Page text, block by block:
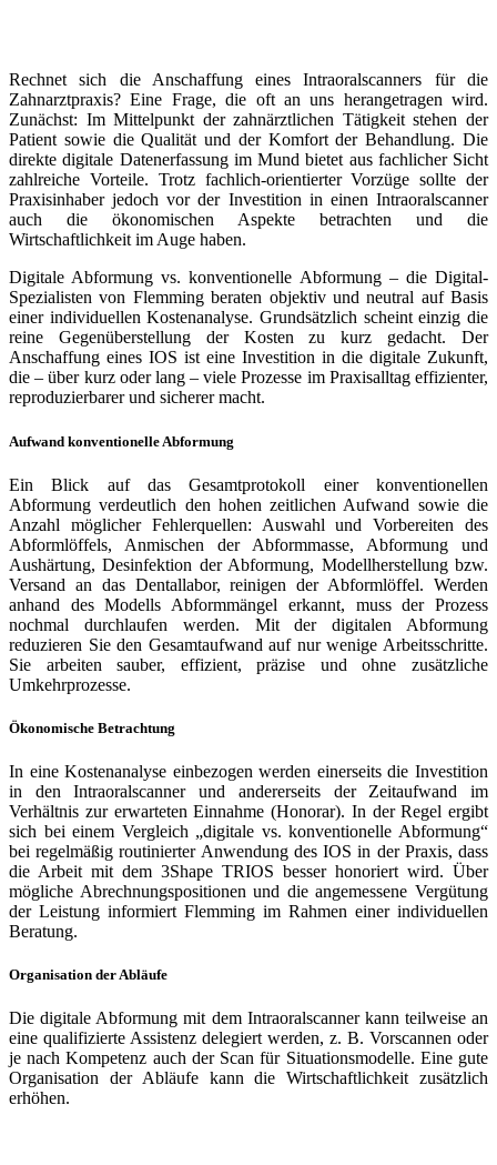
Rechnet sich die Anschaffung eines Intraoralscanners für die
Zahnarztpraxis? Eine Frage, die oft an uns herangetragen wird.
Zunächst: Im Mittelpunkt der zahnärztlichen Tätigkeit stehen der
Patient sowie die Qualität und der Komfort der Behandlung. Die
direkte digitale Datenerfassung im Mund bietet aus fachlicher Sicht
zahlreiche Vorteile. Trotz fachlich-orientierter Vorzüge sollte der
Praxisinhaber jedoch vor der Investition in einen Intraoralscanner
auch die ökonomischen Aspekte betrachten und die
Wirtschaftlichkeit im Auge haben.
Digitale Abformung vs. konventionelle Abformung – die Digital-
Spezialisten von Flemming beraten objektiv und neutral auf Basis
einer individuellen Kostenanalyse. Grundsätzlich scheint einzig die
reine Gegenüberstellung der Kosten zu kurz gedacht. Der
Anschaffung eines IOS ist eine Investition in die digitale Zukunft,
die – über kurz oder lang – viele Prozesse im Praxisalltag effizienter,
reproduzierbarer und sicherer macht.
Aufwand konventionelle Abformung
Ein Blick auf das Gesamtprotokoll einer konventionellen
Abformung verdeutlich den hohen zeitlichen Aufwand sowie die
Anzahl möglicher Fehlerquellen: Auswahl und Vorbereiten des
Abformlöffels, Anmischen der Abformmasse, Abformung und
Aushärtung, Desinfektion der Abformung, Modellherstellung bzw.
Versand an das Dentallabor, reinigen der Abformlöffel. Werden
anhand des Modells Abformmängel erkannt, muss der Prozess
nochmal durchlaufen werden. Mit der digitalen Abformung
reduzieren Sie den Gesamtaufwand auf nur wenige Arbeitsschritte.
Sie arbeiten sauber, effizient, präzise und ohne zusätzliche
Umkehrprozesse.
Ökonomische Betrachtung
In eine Kostenanalyse einbezogen werden einerseits die Investition
in den Intraoralscanner und andererseits der Zeitaufwand im
Verhältnis zur erwarteten Einnahme (Honorar). In der Regel ergibt
sich bei einem Vergleich „digitale vs. konventionelle Abformung“
bei regelmäßig routinierter Anwendung des IOS in der Praxis, dass
die Arbeit mit dem 3Shape TRIOS besser honoriert wird. Über
mögliche Abrechnungspositionen und die angemessene Vergütung
der Leistung informiert Flemming im Rahmen einer individuellen
Beratung.
Organisation der Abläufe
Die digitale Abformung mit dem Intraoralscanner kann teilweise an
eine qualifizierte Assistenz delegiert werden, z. B. Vorscannen oder
je nach Kompetenz auch der Scan für Situationsmodelle. Eine gute
Organisation der Abläufe kann die Wirtschaftlichkeit zusätzlich
erhöhen.